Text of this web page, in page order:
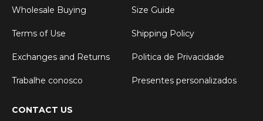
Wholesale Buying Size Guide
Terms of Use Shipping Policy
Exchanges and Returns Politica de Privacidade
Trabalhe conosco Presentes personalizados
CONTACT US